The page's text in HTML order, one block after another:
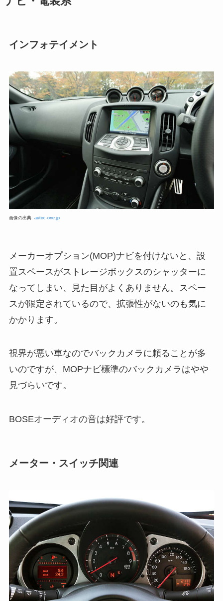
インフォテイメント
画像の出典: autoc-one.jp
メーカーオプション(MOP)ナビを付けないと、設
置スペースがストレージボックスのシャッターに
なってしまい、見た目がよくありません。スペー
スが限定されているので、拡張性がないのも気に
かかります。
視界が悪い車なのでバックカメラに頼ることが多
いのですが、MOPナビ標準のバックカメラはやや
見づらいです。
BOSEオーディオの音は好評です。
メーター・スイッチ関連